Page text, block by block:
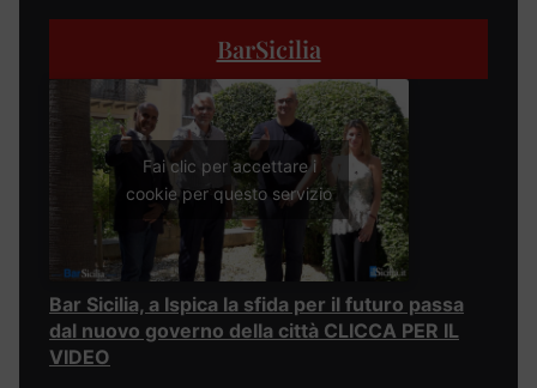
BarSicilia
Fai clic per accettare i
cookie per questo servizio
Bar Sicilia, a Ispica la sfida per il futuro passa
dal nuovo governo della città CLICCA PER IL
VIDEO